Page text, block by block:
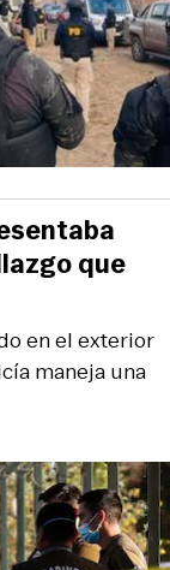
en el exterior
maneja una
que